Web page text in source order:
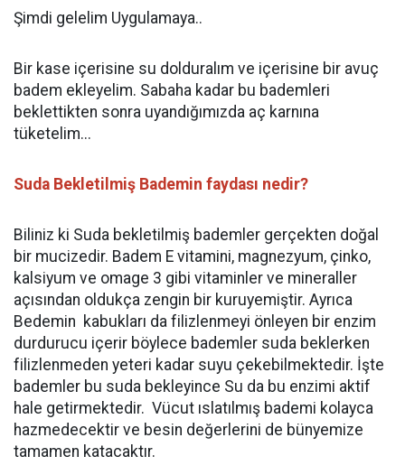
Şimdi gelelim Uygulamaya..
Bir kase içerisine su dolduralım ve içerisine bir avuç
badem ekleyelim. Sabaha kadar bu bademleri
beklettikten sonra uyandığımızda aç karnına
tüketelim...
Suda Bekletilmiş Bademin faydası nedir?
Biliniz ki Suda bekletilmiş bademler gerçekten doğal
bir mucizedir. Badem E vitamini, magnezyum, çinko,
kalsiyum ve omage 3 gibi vitaminler ve mineraller
açısından oldukça zengin bir kuruyemiştir. Ayrıca
Bedemin kabukları da filizlenmeyi önleyen bir enzim
durdurucu içerir böylece bademler suda beklerken
filizlenmeden yeteri kadar suyu çekebilmektedir. İşte
bademler bu suda bekleyince Su da bu enzimi aktif
hale getirmektedir. Vücut ıslatılmış bademi kolayca
hazmedecektir ve besin değerlerini de bünyemize
tamamen katacaktır.